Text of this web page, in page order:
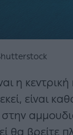
η
είναι
θα